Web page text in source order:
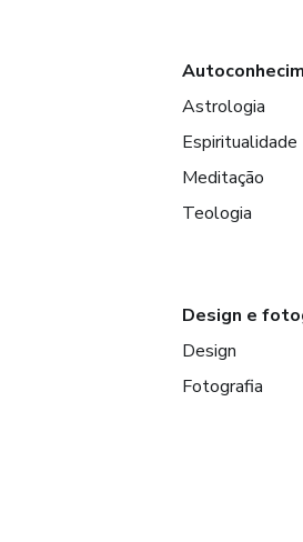
Astrologia
Espiritualidade
Meditação
Teologia
Design e
Design
Fotografia